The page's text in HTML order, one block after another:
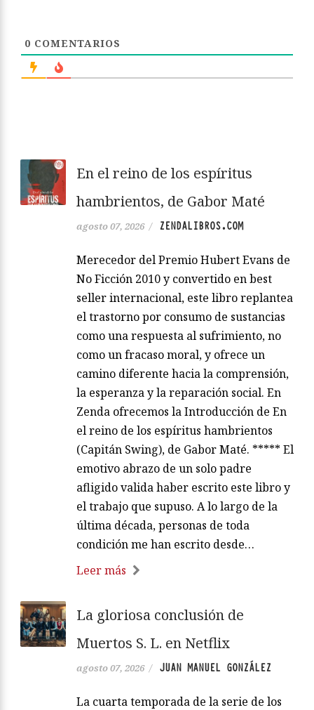
0 COMENTARIOS
En el reino de los espíritus
hambrientos, de Gabor Maté
agosto 07, 2026 / ZENDALIBROS.COM
Merecedor del Premio Hubert Evans de
No Ficción 2010 y convertido en best
seller internacional, este libro replantea
el trastorno por consumo de sustancias
como una respuesta al sufrimiento, no
como un fracaso moral, y ofrece un
camino diferente hacia la comprensión,
la esperanza y la reparación social. En
Zenda ofrecemos la Introducción de En
el reino de los espíritus hambrientos
(Capitán Swing), de Gabor Maté. ***** El
emotivo abrazo de un solo padre
afligido valida haber escrito este libro y
el trabajo que supuso. A lo largo de la
última década, personas de toda
condición me han escrito desde…
Leer más
La gloriosa conclusión de
Muertos S. L. en Netflix
agosto 07, 2026 / JUAN MANUEL GONZÁLEZ
La cuarta temporada de la serie de los